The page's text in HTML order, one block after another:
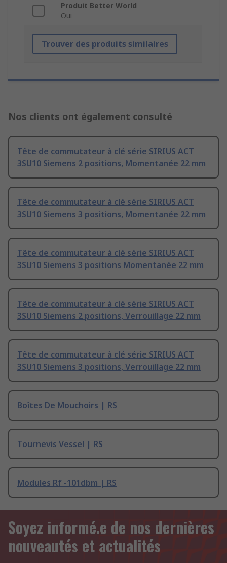
Produit Better World
Oui
Trouver des produits similaires
Nos clients ont également consulté
Tête de commutateur à clé série SIRIUS ACT
3SU10 Siemens 2 positions, Momentanée 22 mm
Tête de commutateur à clé série SIRIUS ACT
3SU10 Siemens 3 positions, Momentanée 22 mm
Tête de commutateur à clé série SIRIUS ACT
3SU10 Siemens 3 positions Momentanée 22 mm
Tête de commutateur à clé série SIRIUS ACT
3SU10 Siemens 2 positions, Verrouillage 22 mm
Tête de commutateur à clé série SIRIUS ACT
3SU10 Siemens 3 positions, Verrouillage 22 mm
Boîtes De Mouchoirs | RS
Tournevis Vessel | RS
Modules Rf -101dbm | RS
Soyez informé.e de nos dernières
nouveautés et actualités